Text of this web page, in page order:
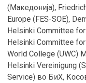
(Македонија),
Europe (FES-SOE),
Helsinki Committee
Helsinki Committee
World College (UWC)
Helsinki Vereinigung
Service) во БиХ,